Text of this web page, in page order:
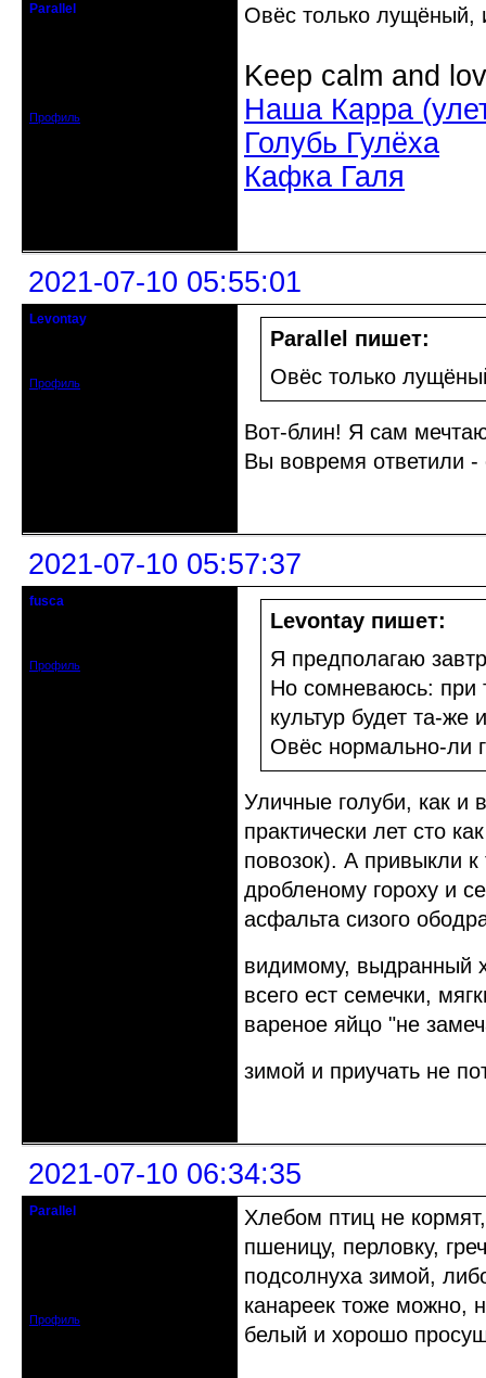
Parallel
Профиль
Овёс только лущёный,
Keep calm and
Наша Карра
Голубь Гулёха
Кафка Галя
2021-07-10 05:55:01
Levontay
Профиль
Parallel пишет:
Овёс только
Вот-блин! Я сам
Вы вовремя ответили -
2021-07-10 05:57:37
fusca
Профиль
Levontay пишет:
Я предполагаю
Но сомневаюсь: при
культур будет та-же
Овёс нормально-ли
Уличные голуби, как и
практически лет сто
повозок). А привыкли
дробленому гороху и
асфальта сизого
видимому, выдранный
всего ест семечки,
вареное яйцо "не
зимой и приучать не
2021-07-10 06:34:35
Parallel
Профиль
Хлебом птиц не
пшеницу, перловку,
подсолнуха зимой,
канареек тоже можно,
белый и хорошо